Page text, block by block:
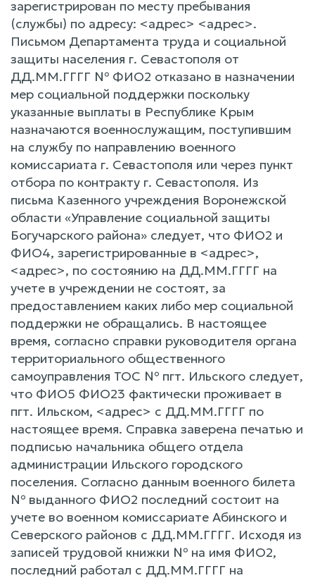
зарегистрирован по месту пребывания
(службы) по адресу: <адрес> <адрес>.
Письмом Департамента труда и социальной
защиты населения г. Севастополя от
ДД.ММ.ГГГГ № ФИО2 отказано в назначении
мер социальной поддержки поскольку
указанные выплаты в Республике Крым
назначаются военнослужащим, поступившим
на службу по направлению военного
комиссариата г. Севастополя или через пункт
отбора по контракту г. Севастополя. Из
письма Казенного учреждения Воронежской
области «Управление социальной защиты
Богучарского района» следует, что ФИО2 и
ФИО4, зарегистрированные в <адрес>,
<адрес>, по состоянию на ДД.ММ.ГГГГ на
учете в учреждении не состоят, за
предоставлением каких либо мер социальной
поддержки не обращались. В настоящее
время, согласно справки руководителя органа
территориального общественного
самоуправления ТОС № пгт. Ильского следует,
что ФИО5 ФИО23 фактически проживает в
пгт. Ильском, <адрес> с ДД.ММ.ГГГГ по
настоящее время. Справка заверена печатью и
подписью начальника общего отдела
администрации Ильского городского
поселения. Согласно данным военного билета
№ выданного ФИО2 последний состоит на
учете во военном комиссариате Абинского и
Северского районов с ДД.ММ.ГГГГ. Исходя из
записей трудовой книжки № на имя ФИО2,
последний работал с ДД.ММ.ГГГГ на